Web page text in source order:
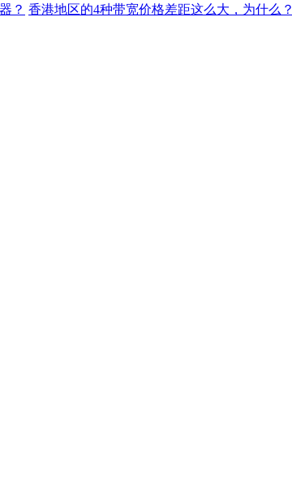
？ 香港地区的4种带宽价格差距这么大，为什么？